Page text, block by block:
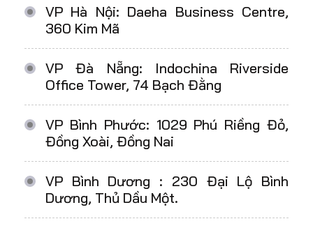
VP Hà Nội: Daeha Business Centre,
360 Kim Mã
VP Đà Nẵng: Indochina Riverside
Office Tower, 74 Bạch Đằng
VP Bình Phước: 1029 Phú Riềng Đỏ,
Đồng Xoài, Đồng Nai
VP Bình Dương : 230 Đại Lộ Bình
Dương, Thủ Dầu Một.